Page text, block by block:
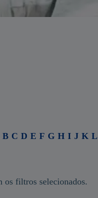
B C D E F G H I J K L
os filtros selecionados.